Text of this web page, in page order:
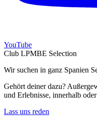
YouTube
Club LPMBE Selection
Wir suchen in ganz Spanien
Gehört deiner dazu?
und Erlebnisse, innerhalb
Lass uns reden